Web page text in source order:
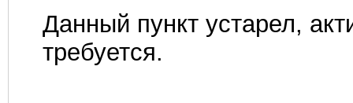
Данный пункт устарел,
требуется.